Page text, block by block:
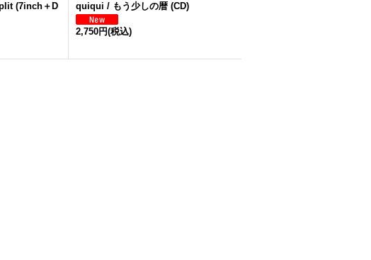
(7inch＋D
quiqui / もう少しの暦 (CD)
2,750円(税込)